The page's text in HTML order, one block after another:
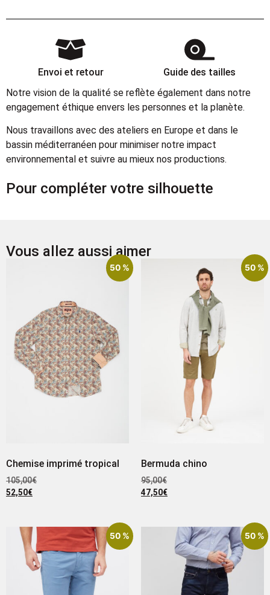
Envoi et retour
Guide des tailles
Notre vision de la qualité se reflète également dans notre
engagement éthique envers les personnes et la planète.
Nous travaillons avec des ateliers en Europe et dans le
bassin méditerranéen pour minimiser notre impact
environnemental et suivre au mieux nos productions.
Pour compléter votre silhouette
Vous allez aussi aimer
50 %
Chemise imprimé tropical
105,00€
52,50€
50 %
Bermuda chino
95,00€
47,50€
50 % 50 %